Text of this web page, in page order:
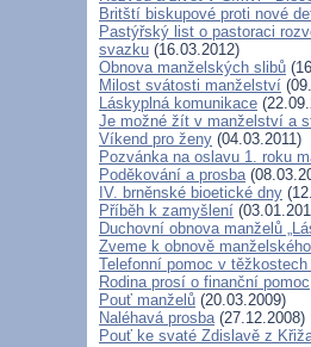
Britští biskupové proti nové
Pastýřský list o pastoraci
svazku (16.03.2012)
Obnova manželských slibů
Milost svátosti manželství
Láskyplná komunikace
Je možné žít v manželství a
Víkend pro ženy (04.03.2011)
Pozvánka na oslavu 1. roku
Poděkování a prosba
IV. brněnské bioetické dny
Příběh k zamyšlení
Duchovní obnova manželů
Zveme k obnově
Telefonní pomoc v
Rodina prosí o finanční pomoc
Pouť manželů (20.03.2009)
Naléhavá prosba(27.12.2008)
Pouť ke svaté Zdislavě z